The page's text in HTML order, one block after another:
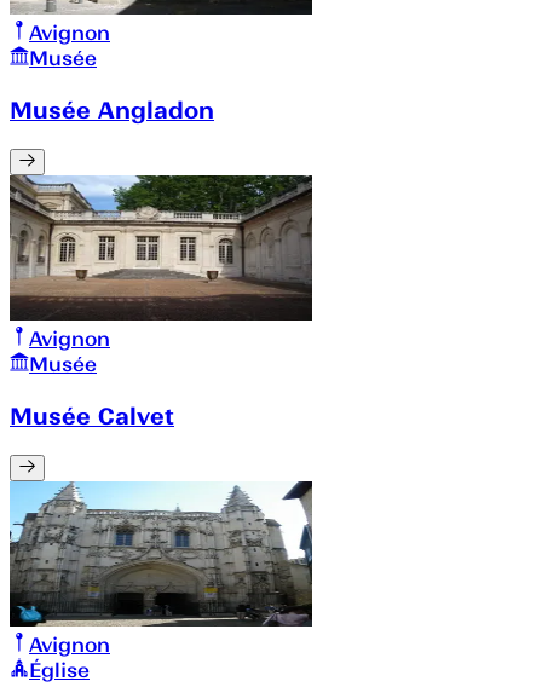
Avignon
Musée
Musée Angladon
Avignon
Musée
Musée Calvet
Avignon
Église